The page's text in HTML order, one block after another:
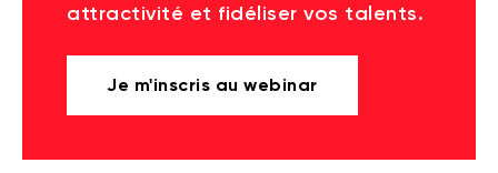
attractivité et fidéliser vos talents.
Je m'inscris au webinar